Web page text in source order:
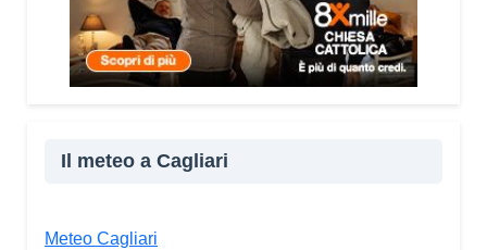
Il meteo a Cagliari
Meteo Cagliari